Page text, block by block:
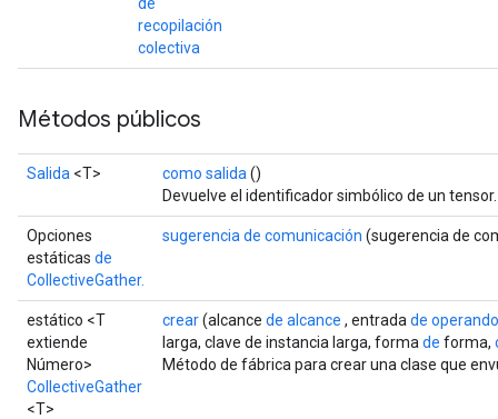
recopilación
colectiva
Métodos públicos
Salida <T> como salida ()
Devuelve el identificador simbólico de un tensor.
Opciones
estáticas de
CollectiveGather.
sugerencia de comunicación (sugerencia de
estático <T
extiende
Número>
CollectiveGather
<T>
crear(alcance de alcance , entrada de operando
larga, clave de instancia larga, forma de forma,
Método de fábrica para crear una clase que